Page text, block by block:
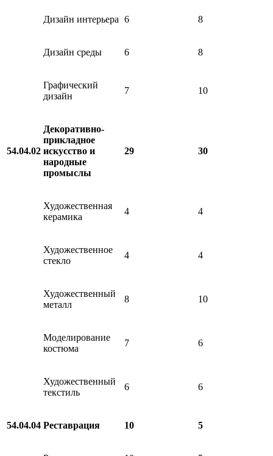
Дизайн интерьера 6 8
Дизайн среды 6 8
Графический
дизайн
7 10
54.04.02
Декоративно-
прикладное
искусство и
народные
промыслы
29 30
Художественная
керамика
4 4
Художественное
стекло
4 4
Художественный
металл
8 10
Моделирование
костюма
7 6
Художественный
текстиль
6 6
54.04.04 Реставрация 10 5